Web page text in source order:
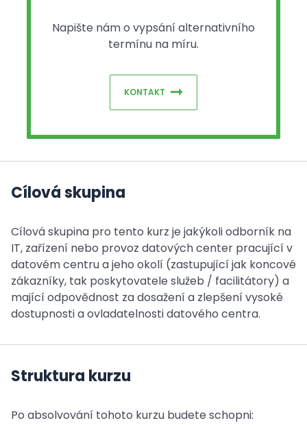
Napište nám o vypsání alternativního
termínu na míru.
KONTAKT
Cílová skupina
Cílová skupina pro tento kurz je jakýkoli odborník na
IT, zařízení nebo provoz datových center pracující v
datovém centru a jeho okolí (zastupující jak koncové
zákazníky, tak poskytovatele služeb / facilitátory) a
mající odpovědnost za dosažení a zlepšení vysoké
dostupnosti a ovladatelnosti datového centra.
Struktura kurzu
Po absolvování tohoto kurzu budete schopni: